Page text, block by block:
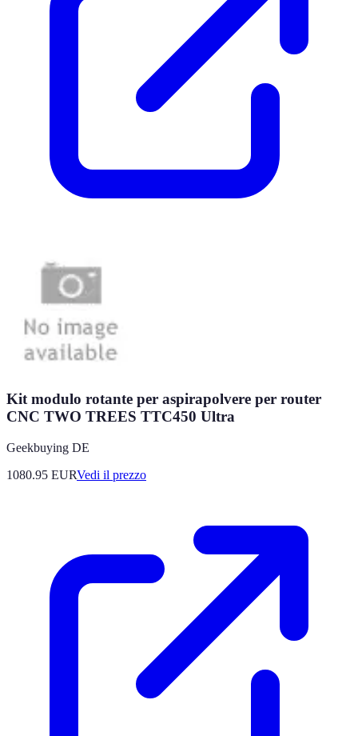
Kit modulo rotante per aspirapolvere per router
CNC TWO TREES TTC450 Ultra
Geekbuying DE
1080.95 EURVedi il prezzo